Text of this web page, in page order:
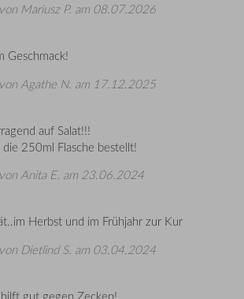
von Mariusz P. am 08.07.2026
Geschmack!
von Agathe N. am 17.12.2025
auf Salat!!!
250ml Flasche bestellt!
vonAnita E. am 23.06.2024
Herbst und im Frühjahr zur Kur
von Dietlind S. am 03.04.2024
gut gegen Zecken!